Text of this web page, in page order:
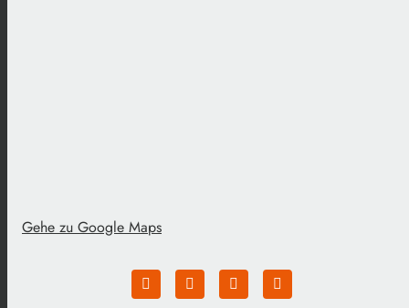
Gehe zu Google Maps